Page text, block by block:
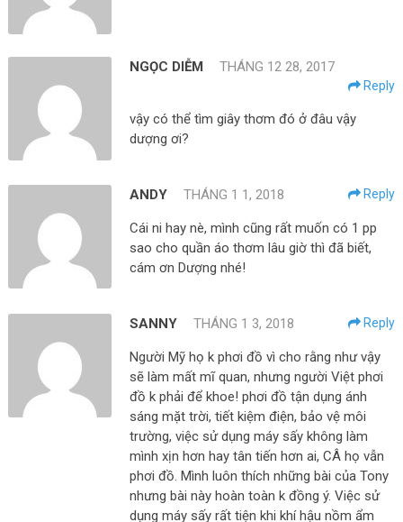
NGỌC DIỄM THÁNG 12 28, 2017
Reply
vậy có thể tìm giây thơm đó ở đâu vậy
dượng ơi?
ANDY THÁNG 1 1, 2018 Reply
Cái ni hay nè, mình cũng rất muốn có 1 pp
sao cho quần áo thơm lâu giờ thì đã biết,
cám ơn Dượng nhé!
SANNY THÁNG 1 3, 2018 Reply
Người Mỹ họ k phơi đồ vì cho rằng như vậy
sẽ làm mất mĩ quan, nhưng người Việt phơi
đồ k phải để khoe! phơi đồ tận dụng ánh
sáng mặt trời, tiết kiệm điện, bảo vệ môi
trường, việc sử dụng máy sấy không làm
mình xịn hơn hay tân tiến hơn ai, CÂ họ vẫn
phơi đồ. Mình luôn thích những bài của Tony
nhưng bài này hoàn toàn k đồng ý. Việc sử
dụng máy sấy rất tiện khi khí hậu nồm ẩm